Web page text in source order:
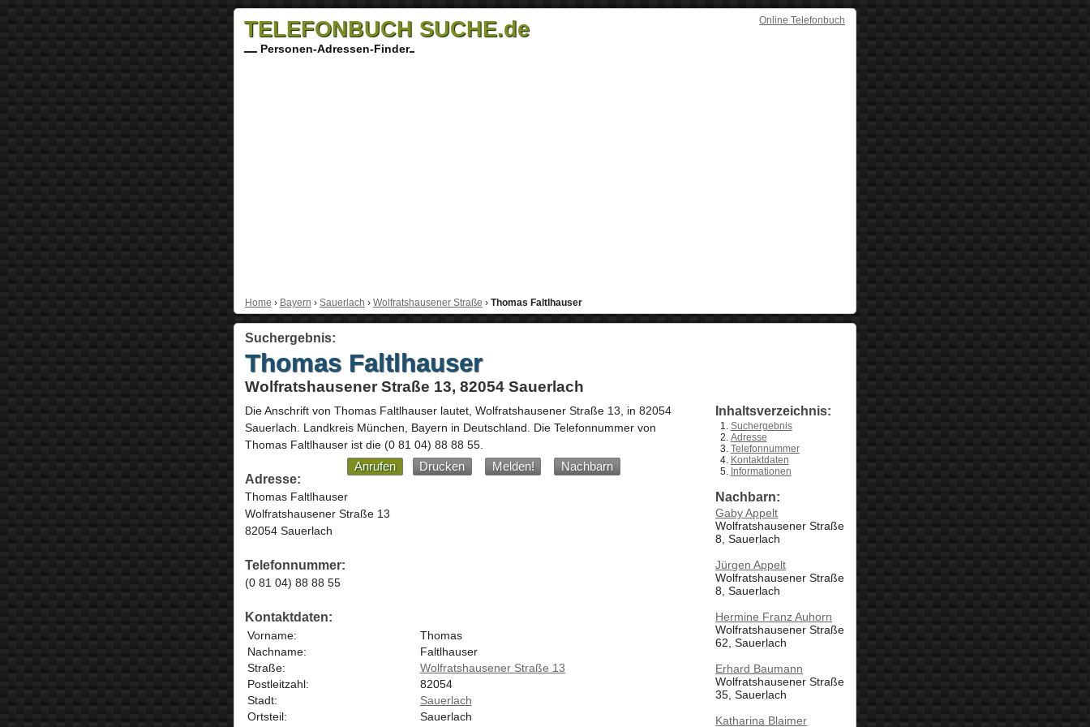
Online Telefonbuch
TELEFONBUCH SUCHE.de
Personen-Adressen-Finder
Home › Bayern › Sauerlach › Wolfratshausener Straße › Thomas Faltlhauser
Suchergebnis:
Thomas Faltlhauser
Wolfratshausener Straße 13, 82054 Sauerlach
Die Anschrift von Thomas Faltlhauserlautet, Wolfratshausener Straße 13 , in 82054
Sauerlach . Landkreis München, Bayern in Deutschland
Die Telefonnummer von
Thomas Faltlhauser ist die (0 81 04) 88 88 55.
Anrufen Drucken Melden!
Nachbarn
Adresse:
Thomas Faltlhauser
Wolfratshausener Straße 13
82054 Sauerlach
Telefonnummer:
(0 81 04) 88 88 55
Kontaktdaten:
Vorname:
Thomas
Nachname:
Faltlhauser
Straße:
Wolfratshausener Straße 13
Postleitzahl:
82054
Stadt:
Sauerlach
Ortsteil:
Sauerlach
Inhaltsverzeichnis:
Suchergebnis
Adresse
Telefonnummer
Kontaktdaten
Informationen
Nachbarn:
Gaby Appelt
Wolfratshausener Straße
8, Sauerlach
Jürgen Appelt
Wolfratshausener Straße
8, Sauerlach
Hermine Franz Auhorn
Wolfratshausener Straße
62, Sauerlach
Erhard Baumann
Wolfratshausener Straße
35, Sauerlach
Katharina Blaimer